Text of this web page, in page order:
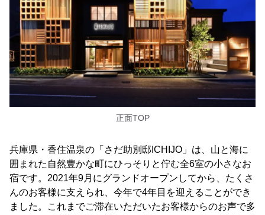
正面TOP
兵庫県・香住温泉の「さだ助別邸ICHIJO」は、山と海に
囲まれた自然豊かな町にひっそりと佇む全6室の小さなお
宿です。2021年9月にグランドオープンしてから、たくさ
んのお客様に支えられ、今年で4年目を迎えることができ
ました。これまでご滞在いただいたお客様からのお声で多